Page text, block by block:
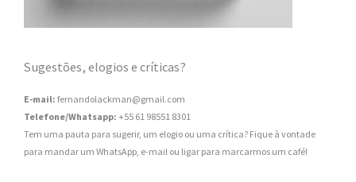
Sugestões, elogios e críticas?
E-mail: fernandolackman@gmail.com
Telefone/Whatsapp: +55 61 98551 8301
Tem uma pauta para sugerir, um elogio ou uma crítica? Fique à vontade
para mandar um WhatsApp, e-mail ou ligar para marcarmos um café!